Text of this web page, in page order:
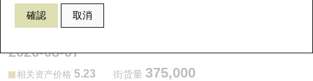
確認 取消
2026-08-07
相关资产价格 5.23 街货量 375,000
认股证到期结算价查找
认股证分析仪
正股牛熊证列表
新发行瑞银牛熊证
资金流
街货统计
国指成份股
科指成份股
认股证投资者教育
牛熊证投资者教育